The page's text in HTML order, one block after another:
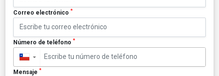
Correo electrónico *
Número de teléfono *
▼
Mensaje *